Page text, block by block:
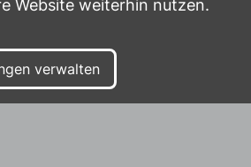
Website weiterhin nutzen.
verwalten
uns